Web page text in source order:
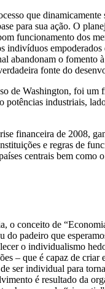
que
para sua ação. O
funcionamento dos
indivíduos
abandonam o fomento
fonte do
de Washington, foi um
industriais,
financeira de 2008,
e regras de
centrais bem como o
o conceito de
padeiro que
o individualismo
– que é capaz de criar
ser individual para
é resultado da